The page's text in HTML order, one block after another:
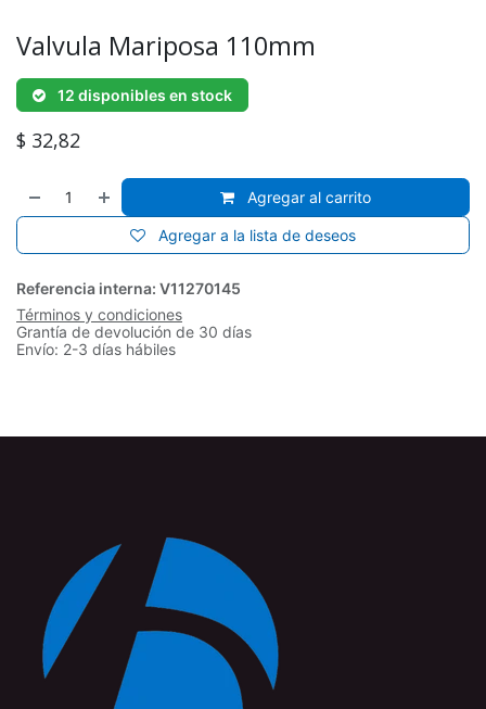
Valvula Mariposa 110mm
12 disponibles en stock
$ 32,82
Agregar al carrito
Agregar a la lista de deseos
Referencia interna: V11270145
Términos y condiciones
Grantía de devolución de 30 días
Envío: 2-3 días hábiles